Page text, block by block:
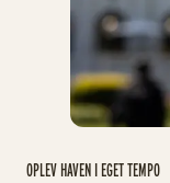
OPLEV HAVEN I EGET TEMPO